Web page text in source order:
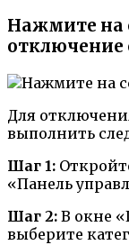
Нажмите на
отключение
Для
выполнить
Шаг 1:
«Панель
Шаг 2: В окне
выберите